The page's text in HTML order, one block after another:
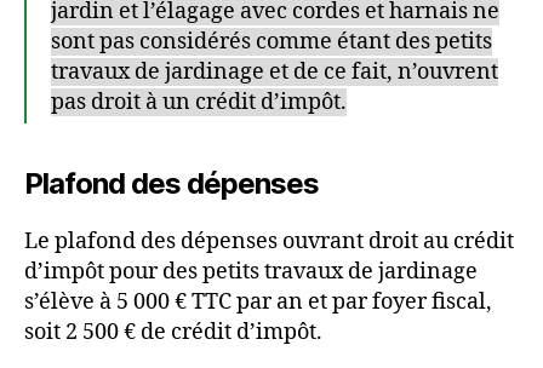
jardin et l’élagage avec cordes et harnais ne
sont pas considérés comme étant des petits
travaux de jardinage et de ce fait, n’ouvrent
pas droit à un crédit d’impôt.
Plafond des dépenses
Le plafond des dépenses ouvrant droit au crédit
d’impôt pour des petits travaux de jardinage
s’élève à 5 000 € TTC par an et par foyer fiscal,
soit 2 500 € de crédit d’impôt.